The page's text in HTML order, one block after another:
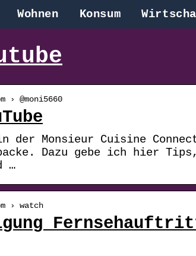
Wohnen Konsum
› @moni5660
der Monsieur Cuisine
Dazu gebe ich hier
…
› watch